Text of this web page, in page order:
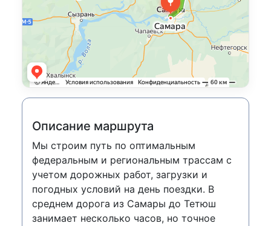
Описание маршрута
Мы строим путь по оптимальным
федеральным и региональным трассам с
учетом дорожных работ, загрузки и
погодных условий на день поездки. В
среднем дорога из Самары до Тетюш
занимает несколько часов, но точное